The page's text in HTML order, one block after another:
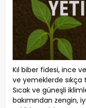
Kıl biber fidesi, ince
ve yemeklerde
Sıcak ve güneşli
bakımından zengin,